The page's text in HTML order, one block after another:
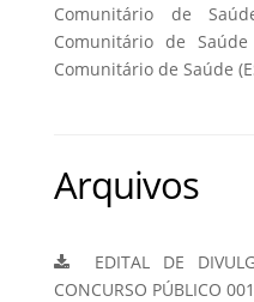
Comunitário de
Comunitário de
Comunitário de Saúde
Arquivos
EDITAL DE
CONCURSO PÚBLICO